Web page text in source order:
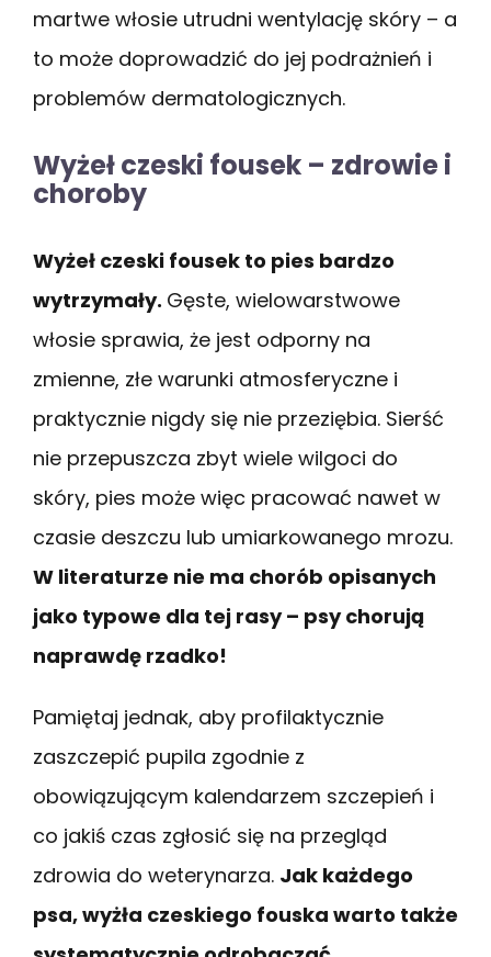
martwe włosie utrudni wentylację skóry – a
to może doprowadzić do jej podrażnień i
problemów dermatologicznych.
Wyżeł czeski fousek – zdrowie i
choroby
Wyżeł czeski fousek to pies bardzo
wytrzymały. Gęste, wielowarstwowe
włosie sprawia, że jest odporny na
zmienne, złe warunki atmosferyczne i
praktycznie nigdy się nie przeziębia. Sierść
nie przepuszcza zbyt wiele wilgoci do
skóry, pies może więc pracować nawet w
czasie deszczu lub umiarkowanego mrozu.
W literaturze nie ma chorób opisanych
jako typowe dla tej rasy – psy chorują
naprawdę rzadko!
Pamiętaj jednak, aby profilaktycznie
zaszczepić pupila zgodnie z
obowiązującym kalendarzem szczepień i
co jakiś czas zgłosić się na przegląd
zdrowia do weterynarza. Jak każdego
psa, wyżła czeskiego fouska warto także